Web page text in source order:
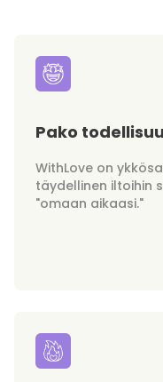
Pako
WithLove on
täydellinen iltoihin
"omaan aikaasi."